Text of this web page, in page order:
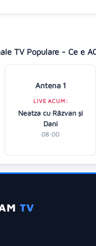
TV Populare - Ce e
Antena 1
LIVE ACUM:
Neatza cu Răzvan şi
Dani
08:00
TV